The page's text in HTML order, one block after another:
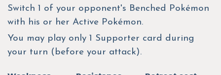
Switch 1 of your opponent's Benched Pokémon
with his or her Active Pokémon.
You may play only 1 Supporter card during
your turn (before your attack).